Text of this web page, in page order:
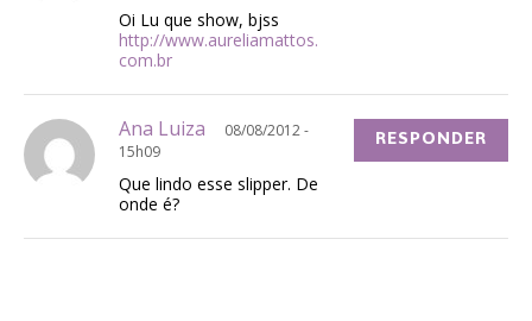
Oi Lu que show, bjss
http://www.aureliamattos.
com.br
Ana Luiza
08/08/2012 -
15h09
Que lindo esse slipper. De
onde é?
RESPONDER